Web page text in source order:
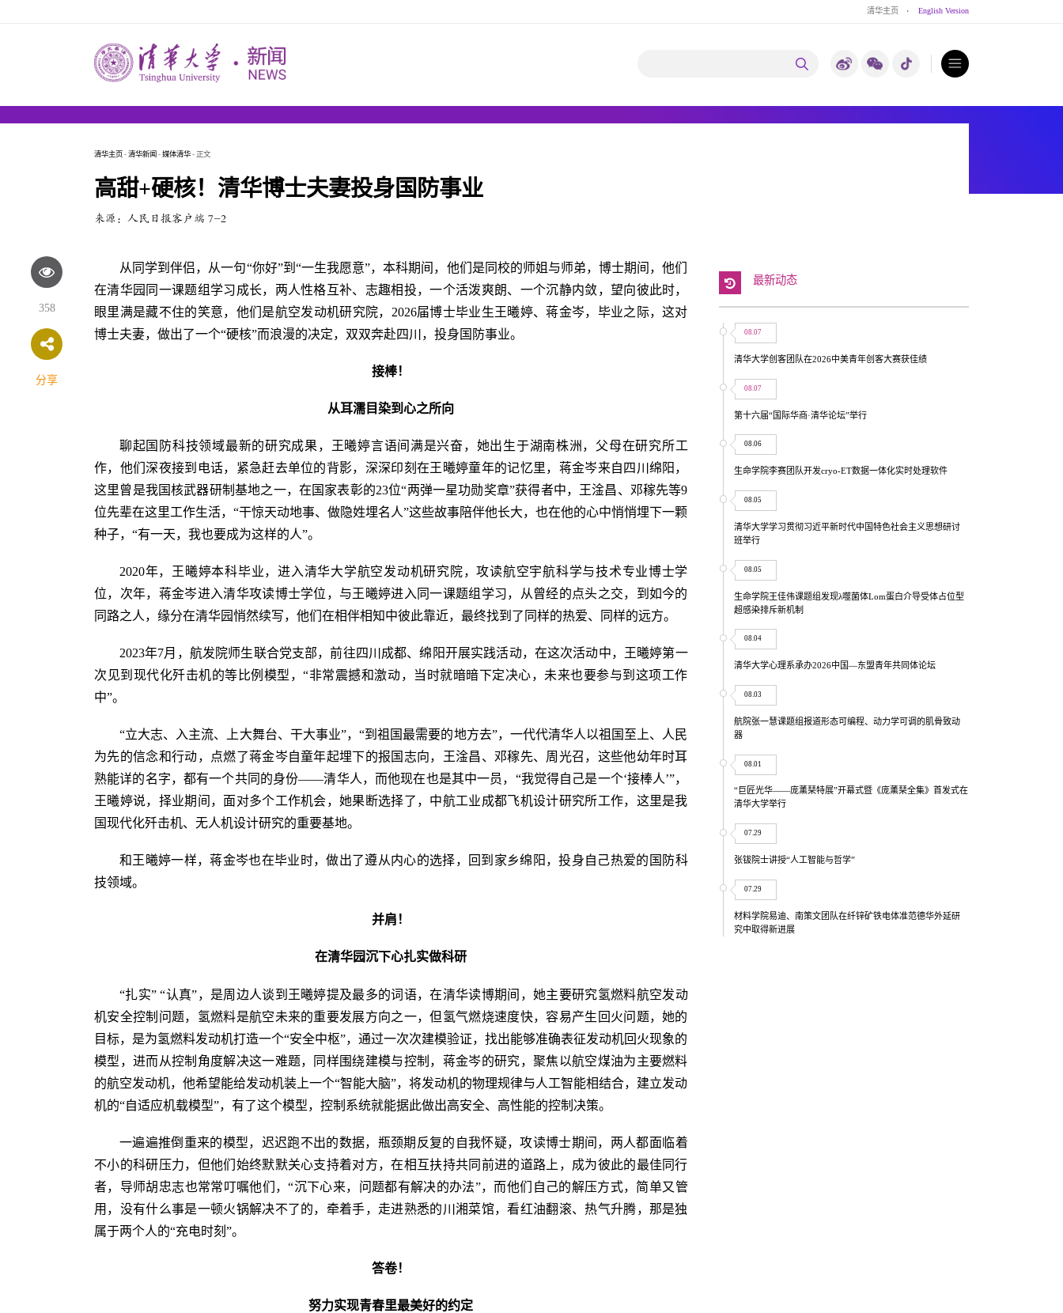
清华主页 · English Version
清华主页 - 清华新闻 - 媒体清华 - 正文
高甜+硬核！清华博士夫妻投身国防事业
来源：人民日报客户端 7-2
358
分享
从同学到伴侣，从一句“你好”到“一生我愿意”，本科期间，他们是同校的师姐与师弟，博士期间，他们
在清华园同一课题组学习成长，两人性格互补、志趣相投，一个活泼爽朗、一个沉静内敛，望向彼此时，
眼里满是藏不住的笑意，他们是航空发动机研究院，2026届博士毕业生王曦婷、蒋金岑，毕业之际，这对
博士夫妻，做出了一个“硬核”而浪漫的决定，双双奔赴四川，投身国防事业。
接棒！
从耳濡目染到心之所向
聊起国防科技领域最新的研究成果，王曦婷言语间满是兴奋，她出生于湖南株洲，父母在研究所工
作，他们深夜接到电话，紧急赶去单位的背影，深深印刻在王曦婷童年的记忆里，蒋金岑来自四川绵阳，
这里曾是我国核武器研制基地之一，在国家表彰的23位“两弹一星功勋奖章”获得者中，王淦昌、邓稼先等9
位先辈在这里工作生活，“干惊天动地事、做隐姓埋名人”这些故事陪伴他长大，也在他的心中悄悄埋下一颗
种子，“有一天，我也要成为这样的人”。
2020年，王曦婷本科毕业，进入清华大学航空发动机研究院，攻读航空宇航科学与技术专业博士学
位，次年，蒋金岑进入清华攻读博士学位，与王曦婷进入同一课题组学习，从曾经的点头之交，到如今的
同路之人，缘分在清华园悄然续写，他们在相伴相知中彼此靠近，最终找到了同样的热爱、同样的远方。
2023年7月，航发院师生联合党支部，前往四川成都、绵阳开展实践活动，在这次活动中，王曦婷第一
次见到现代化歼击机的等比例模型，“非常震撼和激动，当时就暗暗下定决心，未来也要参与到这项工作
中”。
“立大志、入主流、上大舞台、干大事业”，“到祖国最需要的地方去”，一代代清华人以祖国至上、人民
为先的信念和行动，点燃了蒋金岑自童年起埋下的报国志向，王淦昌、邓稼先、周光召，这些他幼年时耳
熟能详的名字，都有一个共同的身份——清华人，而他现在也是其中一员，“我觉得自己是一个‘接棒人’”，
王曦婷说，择业期间，面对多个工作机会，她果断选择了，中航工业成都飞机设计研究所工作，这里是我
国现代化歼击机、无人机设计研究的重要基地。
和王曦婷一样，蒋金岑也在毕业时，做出了遵从内心的选择，回到家乡绵阳，投身自己热爱的国防科
技领域。
并肩！
在清华园沉下心扎实做科研
“扎实” “认真”，是周边人谈到王曦婷提及最多的词语，在清华读博期间，她主要研究氢燃料航空发动
机安全控制问题，氢燃料是航空未来的重要发展方向之一，但氢气燃烧速度快，容易产生回火问题，她的
目标，是为氢燃料发动机打造一个“安全中枢”，通过一次次建模验证，找出能够准确表征发动机回火现象的
模型，进而从控制角度解决这一难题，同样围绕建模与控制，蒋金岑的研究，聚焦以航空煤油为主要燃料
的航空发动机，他希望能给发动机装上一个“智能大脑”，将发动机的物理规律与人工智能相结合，建立发动
机的“自适应机载模型”，有了这个模型，控制系统就能据此做出高安全、高性能的控制决策。
一遍遍推倒重来的模型，迟迟跑不出的数据，瓶颈期反复的自我怀疑，攻读博士期间，两人都面临着
不小的科研压力，但他们始终默默关心支持着对方，在相互扶持共同前进的道路上，成为彼此的最佳同行
者，导师胡忠志也常常叮嘱他们，“沉下心来，问题都有解决的办法”，而他们自己的解压方式，简单又管
用，没有什么事是一顿火锅解决不了的，牵着手，走进熟悉的川湘菜馆，看红油翻滚、热气升腾，那是独
属于两个人的“充电时刻”。
答卷！
努力实现青春里最美好的约定
最新动态
08.07
清华大学创客团队在2026中美青年创客大赛获佳绩
08.07
第十六届“国际华商·清华论坛”举行
08.06
生命学院李赛团队开发cryo-ET数据一体化实时处理软件
08.05
清华大学学习贯彻习近平新时代中国特色社会主义思想研讨
班举行
08.05
生命学院王佳伟课题组发现λ噬菌体Lom蛋白介导受体占位型
超感染排斥新机制
08.04
清华大学心理系承办2026中国—东盟青年共同体论坛
08.03
航院张一慧课题组报道形态可编程、动力学可调的肌骨致动
器
08.01
“巨匠光华——庞薰琹特展”开幕式暨《庞薰琹全集》首发式在
清华大学举行
07.29
张钹院士讲授“人工智能与哲学”
07.29
材料学院易迪、南策文团队在纤锌矿铁电体准范德华外延研
究中取得新进展